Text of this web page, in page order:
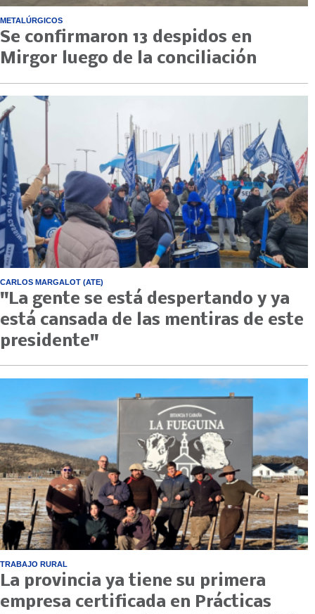
METALÚRGICOS
Se confirmaron 13 despidos en
Mirgor luego de la conciliación
CARLOS MARGALOT (ATE)
"La gente se está despertando y ya
está cansada de las mentiras de este
presidente"
TRABAJO RURAL
La provincia ya tiene su primera
empresa certificada en Prácticas